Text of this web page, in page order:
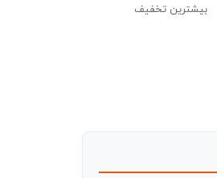
بیشترین تخفیف